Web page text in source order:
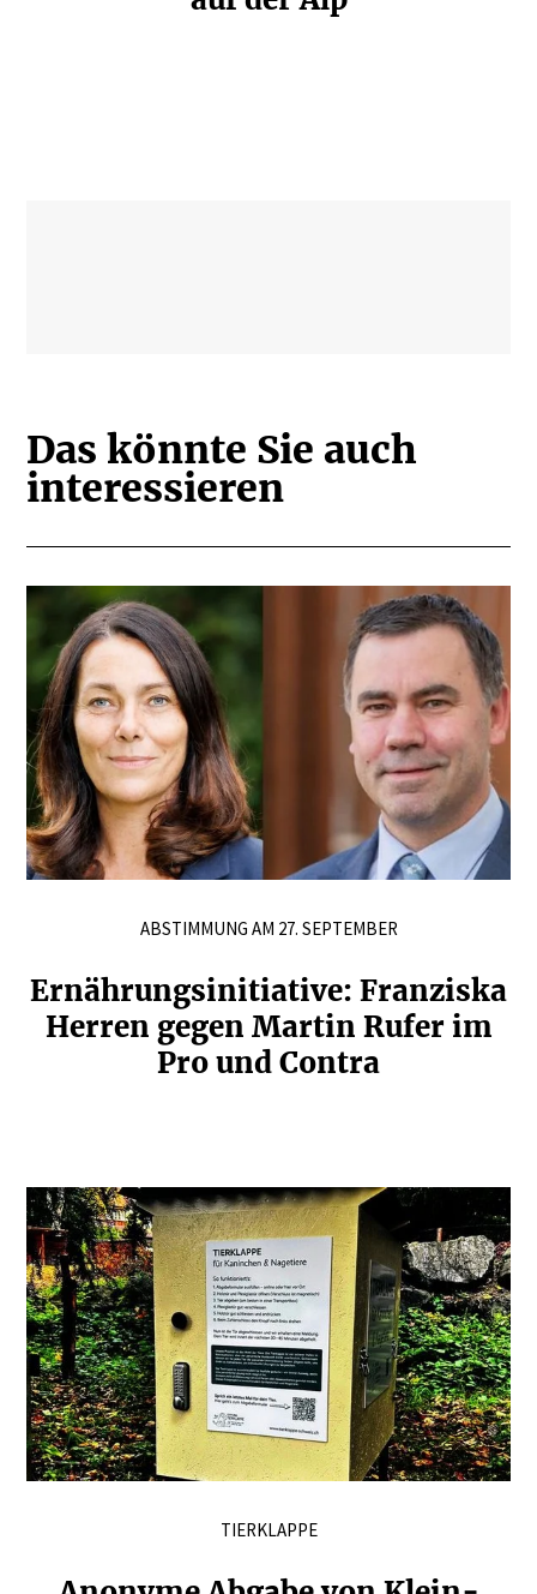
Das könnte Sie auch
inter­es­sieren
ABSTIMMUNG AM 27. SEPTEMBER
Ernäh­rungs­in­itiative: Franziska
Herren gegen Martin Rufer im
Pro und Contra
TIERKLAPPE